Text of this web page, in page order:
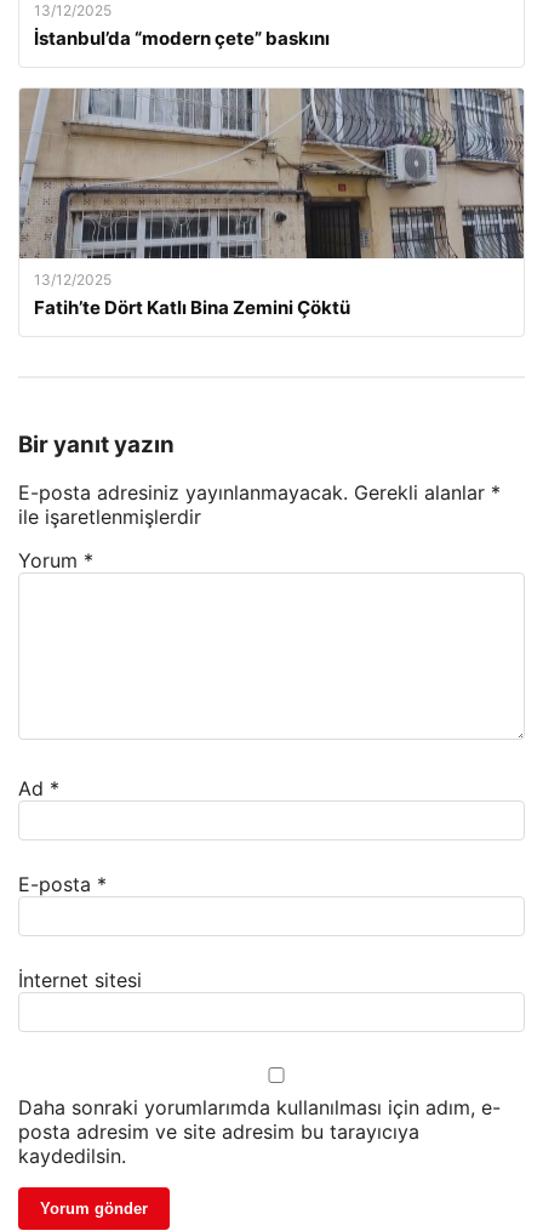
13/12/2025
İstanbul’da “modern çete” baskını
13/12/2025
Fatih’te Dört Katlı Bina Zemini Çöktü
Bir yanıt yazın
E-posta adresiniz yayınlanmayacak. Gerekli alanlar *
ile işaretlenmişlerdir
Yorum *
Ad *
E-posta *
İnternet sitesi
Daha sonraki yorumlarımda kullanılması için adım, e-
posta adresim ve site adresim bu tarayıcıya
kaydedilsin.